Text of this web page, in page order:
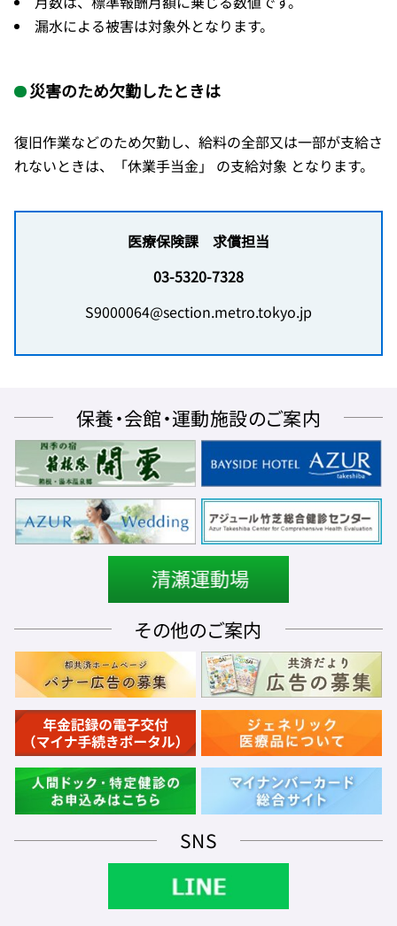
漏水による被害は対象外となります。
災害のため欠勤したときは
復旧作業などのため欠勤し、給料の全部又は一部が支給さ
れないときは、「休業手当金」 の支給対象 となります。
医療保険課 求償担当
03-5320-7328
S9000064@section.metro.tokyo.jp
保養・会館・運動施設のご案内
その他のご案内
SNS